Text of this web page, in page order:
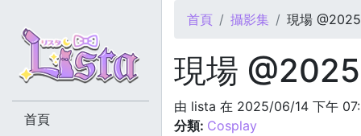
您在這裡
首頁 攝影集 現場
現場
由 lista 在 2025/06/14 下午
分類: Cosplay
首頁